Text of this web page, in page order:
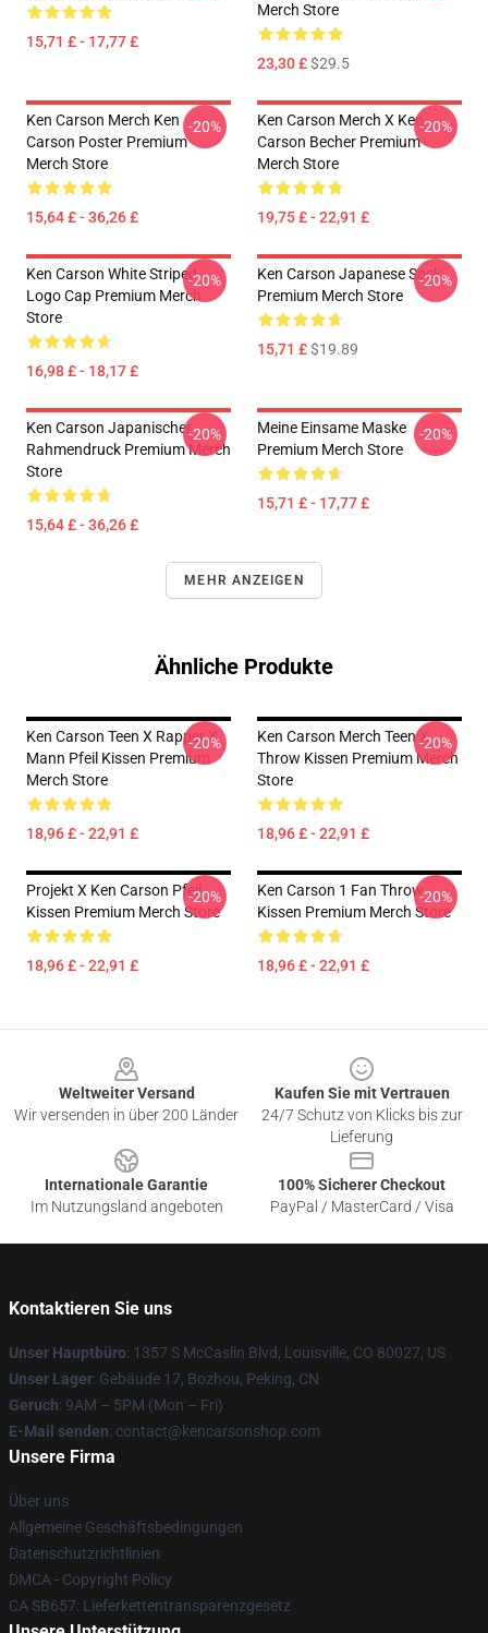
15,71 £ - 17,77 £
Merch Store
23,30 £$29.5
Ken Carson Merch Ken
Carson Poster Premium
Merch Store
15,64 £ - 36,26 £
-20%
Ken Carson Merch X Ken
Carson Becher Premium
Merch Store
19,75 £ - 22,91 £
-20%
Ken Carson White Striped
Logo Cap Premium Merch
Store
16,98 £ - 18,17 £
-20%
Ken Carson Japanese Sock
Premium Merch Store
15,71 £$19.89
-20%
Ken Carson Japanischer
Rahmendruck Premium Merch
Store
15,64 £ - 36,26 £
-20%
Meine Einsame Maske
Premium Merch Store
15,71 £ - 17,77 £
-20%
MEHR ANZEIGEN
Ähnliche Produkte
Ken Carson Teen X Rapper X
Mann Pfeil Kissen Premium
Merch Store
18,96 £ - 22,91 £
-20%
Ken Carson Merch Teen X
Throw Kissen Premium Merch
Store
18,96 £ - 22,91 £
-20%
Projekt X Ken Carson Pfeil
Kissen Premium Merch Store
18,96 £ - 22,91 £
-20%
Ken Carson 1 Fan Throw
Kissen Premium Merch Store
18,96 £ - 22,91 £
-20%
Weltweiter Versand
Wir versenden in über 200 Länder
Kaufen Sie mit Vertrauen
24/7 Schutz von Klicks bis zur
Lieferung
Internationale Garantie
Im Nutzungsland angeboten
100% Sicherer Checkout
PayPal / MasterCard / Visa
Kontaktieren Sie uns
Unser Hauptbüro: 1357 S McCaslin Blvd, Louisville, CO 80027, US
Unser Lager: Gebäude 17, Bozhou, Peking, CN
Geruch: 9AM – 5PM (Mon – Fri)
E-Mail senden: contact@kencarsonshop.com
Unsere Firma
Über uns
Allgemeine Geschäftsbedingungen
Datenschutzrichtlinien
DMCA - Copyright Policy
CA SB657: Lieferkettentransparenzgesetz